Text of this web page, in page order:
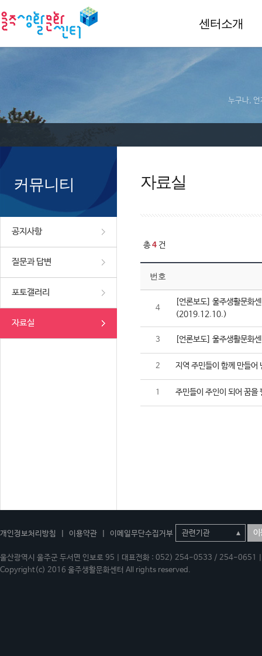
센터소개
누구나, 언
커뮤니티
공지사항
질문과 답변
포토갤러리
자료실
자료실
총4 건
번호
4
[언론보도] 울주생활문화
(2019.12.10.)
3 [언론보도] 울주생활문화
2 지역 주민들이 함께 만들
1 주민들이 주인이 되어 꿈
개인정보처리방침 이용약관 이메일무단수집거부 이
울산광역시 울주군 두서면 인보로 95 | 대표전화 : 052) 254-0533 / 254-
Copyright(c) 2016 울주생활문화센터 All rights reserved.